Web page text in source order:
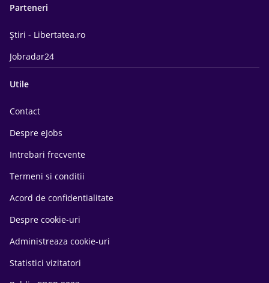
Parteneri
Știri - Libertatea.ro
Jobradar24
Utile
Contact
Despre eJobs
Intrebari frecvente
Termeni si conditii
Acord de confidentialitate
Despre cookie-uri
Administreaza cookie-uri
Statistici vizitatori